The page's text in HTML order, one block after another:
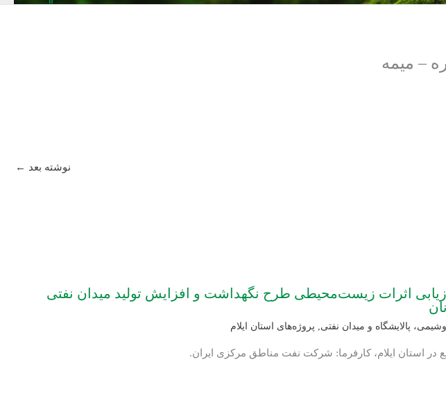
– میمه
نوشته بعد ←
اثرات زیست‌محیطی طرح نگهداشت و افزایش تولید میدان نفتی
پالایشگاه و میدان نفتی, پروژه‌های استان ایلام
در استان ایلام، کارفرما: شرکت نفت مناطق مرکزی ایران.